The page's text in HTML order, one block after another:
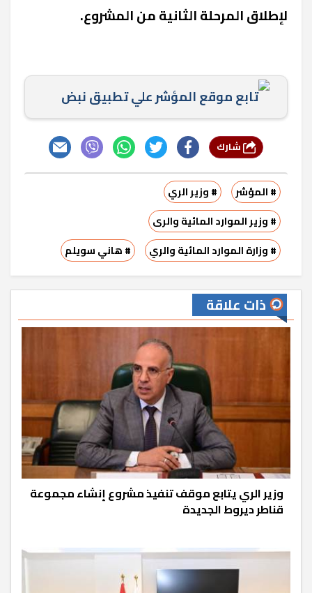
لإطلاق المرحلة الثانية من المشروع.
تابع موقع المؤشر علي تطبيق نبض
# المؤشر
# وزير الري
# وزير الموارد المائية والرى
# وزارة الموارد المائية والري
# هاني سويلم
ذات علاقة
وزير الري يتابع موقف تنفيذ مشروع إنشاء مجموعة
قناطر ديروط الجديدة